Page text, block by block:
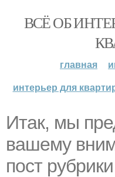
ВСЁ ОБ
главная
интерьер для
Итак, мы
вашему
пост